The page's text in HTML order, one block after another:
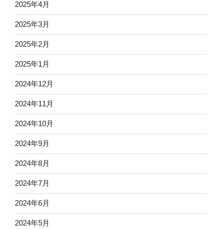
2025年4月
2025年3月
2025年2月
2025年1月
2024年12月
2024年11月
2024年10月
2024年9月
2024年8月
2024年7月
2024年6月
2024年5月